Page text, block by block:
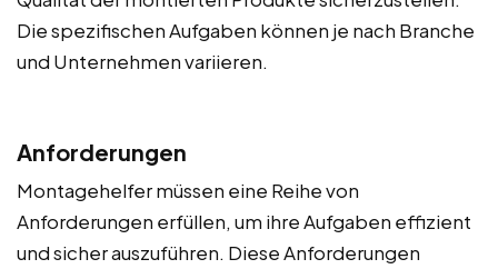
Die spezifischen Aufgaben können je nach Branche
und Unternehmen variieren.
Anforderungen
Montagehelfer müssen eine Reihe von
Anforderungen erfüllen, um ihre Aufgaben effizient
und sicher auszuführen. Diese Anforderungen